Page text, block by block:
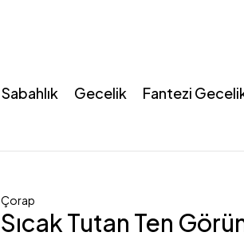
Sabahlık Gecelik
Fantezi
Çorap
Sıcak Tutan Ten